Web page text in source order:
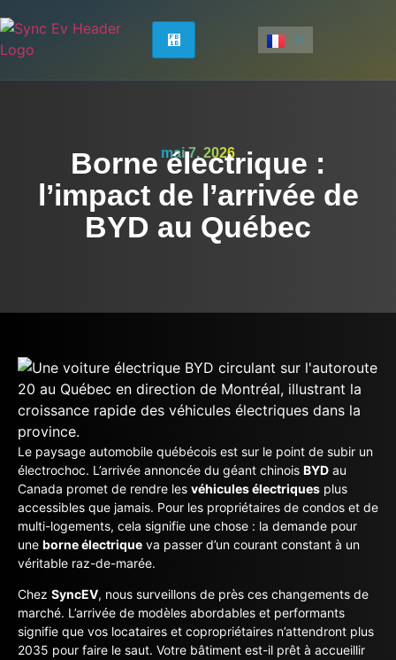
mai 7, 2026
Borne électrique :
l’impact de l’arrivée de
BYD au Québec
Le paysage automobile québécois est sur le point de subir un
électrochoc. L’arrivée annoncée du géant chinois BYD au
Canada promet de rendre les véhicules électriques plus
accessibles que jamais. Pour les propriétaires de condos et de
multi-logements, cela signifie une chose : la demande pour
une borne électrique va passer d’un courant constant à un
véritable raz-de-marée.
Chez SyncEV, nous surveillons de près ces changements de
marché. L’arrivée de modèles abordables et performants
signifie que vos locataires et copropriétaires n’attendront plus
2035 pour faire le saut. Votre bâtiment est-il prêt à accueillir